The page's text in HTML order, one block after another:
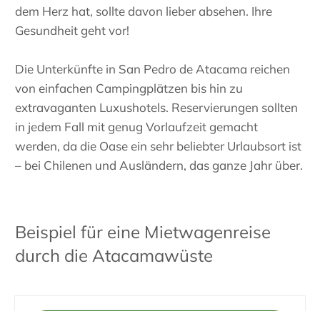
dem Herz hat, sollte davon lieber absehen. Ihre
Gesundheit geht vor!
Die Unterkünfte in San Pedro de Atacama reichen
von einfachen Campingplätzen bis hin zu
extravaganten Luxushotels. Reservierungen sollten
in jedem Fall mit genug Vorlaufzeit gemacht
werden, da die Oase ein sehr beliebter Urlaubsort ist
– bei Chilenen und Ausländern, das ganze Jahr über.
Beispiel für eine Mietwagenreise
durch die Atacamawüste